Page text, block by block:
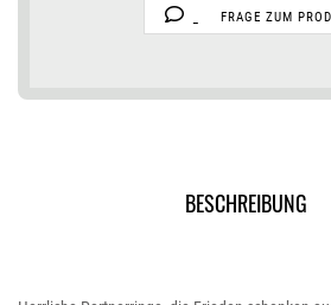
FRAGE ZUM
BESCHREIBUNG